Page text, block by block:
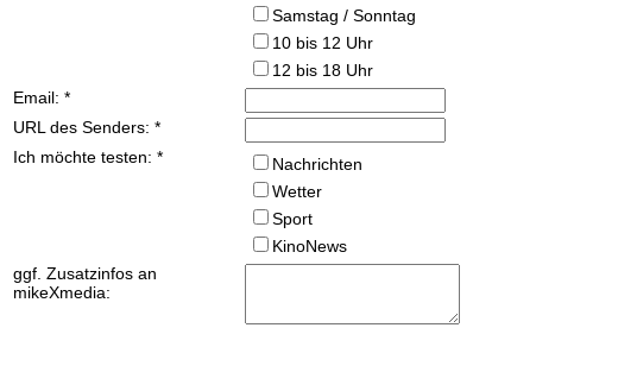
Samstag / Sonntag
10 bis 12 Uhr
12 bis 18 Uhr
Email: *
URL des Senders: *
Ich möchte testen: *
Nachrichten
Wetter
Sport
KinoNews
ggf. Zusatzinfos an
mikeXmedia: